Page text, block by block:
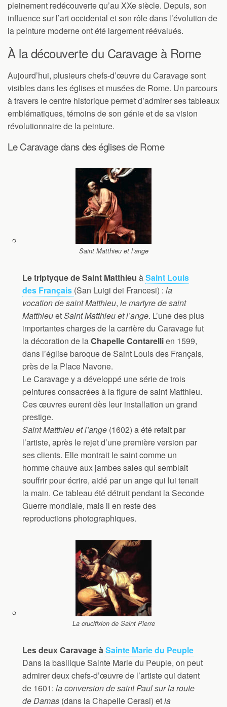
pleinement redécouverte qu’au XXe siècle. Depuis, son
influence sur l’art occidental et son rôle dans l’évolution de
la peinture moderne ont été largement réévalués.
À la découverte du Caravage à Rome
Aujourd’hui, plusieurs chefs-d’œuvre du Caravage sont
visibles dans les églises et musées de Rome. Un parcours
à travers le centre historique permet d’admirer ses tableaux
emblématiques, témoins de son génie et de sa vision
révolutionnaire de la peinture.
Le Caravage dans des églises de Rome
Saint Matthieu et l’ange
Le triptyque de Saint Matthieu àSaint Louis
des Français (San Luigi dei Francesi) :la
vocation de saint Matthieu,le martyre de saint
MatthieuetSaint Matthieu et l’ange. L’une des plus
importantes charges de la carrière du Caravage fut
la décoration de laChapelle Contarellien 1599,
dans l’église baroque de Saint Louis des Français,
près de la Place Navone.
Le Caravage y a développé une série de trois
peintures consacrées à la figure de saint Matthieu.
Ces œuvres eurent dès leur installation un grand
prestige.
Saint Matthieu et l’ange (1602) a été refait par
l’artiste, après le rejet d’une première version par
ses clients. Elle montrait le saint comme un
homme chauve aux jambes sales qui semblait
souffrir pour écrire, aidé par un ange qui lui tenait
la main. Ce tableau été détruit pendant la Seconde
Guerre mondiale, mais il en reste des
reproductions photographiques.
La crucifixion de Saint Pierre
Les deux Caravage àSainte Marie du Peuple
Dans la basilique Sainte Marie du Peuple, on peut
admirer deux chefs-d’œuvre de l’artiste qui datent
de 1601:la conversion de saint Paul sur la route
de Damas (dans la Chapelle Cerasi) etla